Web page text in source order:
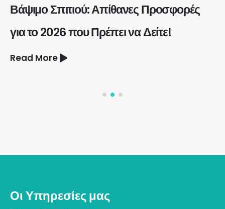
Βάψιμο Σπιτιού: Απίθανες Προσφορές
για το 2026 που Πρέπει να Δείτε!
Read More
Οι Υπηρεσίες μας